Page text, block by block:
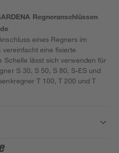
Regneranschlüssen
eines Regners im
vereinfacht eine fixierte
Schelle lässt sich verwenden für
S 30, S 50, S 80, S-ES und
T 100, T 200 und T